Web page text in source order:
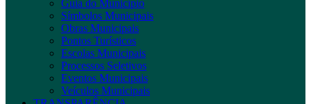
Guia do Município
Símbolos Municipais
Obras Municipais
Pontos Turísticos
Escolas Municipais
Processos Seletivos
Eventos Municipais
Veículos Municipais